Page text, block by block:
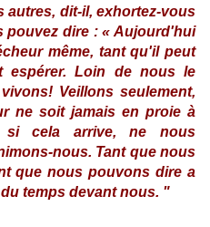
autres, dit-il, exhortez-vous
pouvez dire : « Aujourd'hui
même, tant qu'il peut
espérer. Loin de nous le
Veillons seulement,
ne soit jamais en proie à
si cela arrive, ne nous
nous. Tant que nous
que nous pouvons dire a
temps devant nous. "